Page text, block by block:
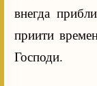
внегда
приити
Господи.